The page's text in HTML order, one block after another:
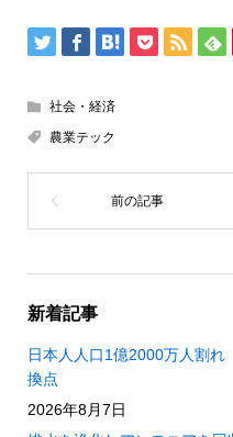
社会・経済
農業テック
新着記事
日本人人口1億2000万人割
換点
2026年8月7日